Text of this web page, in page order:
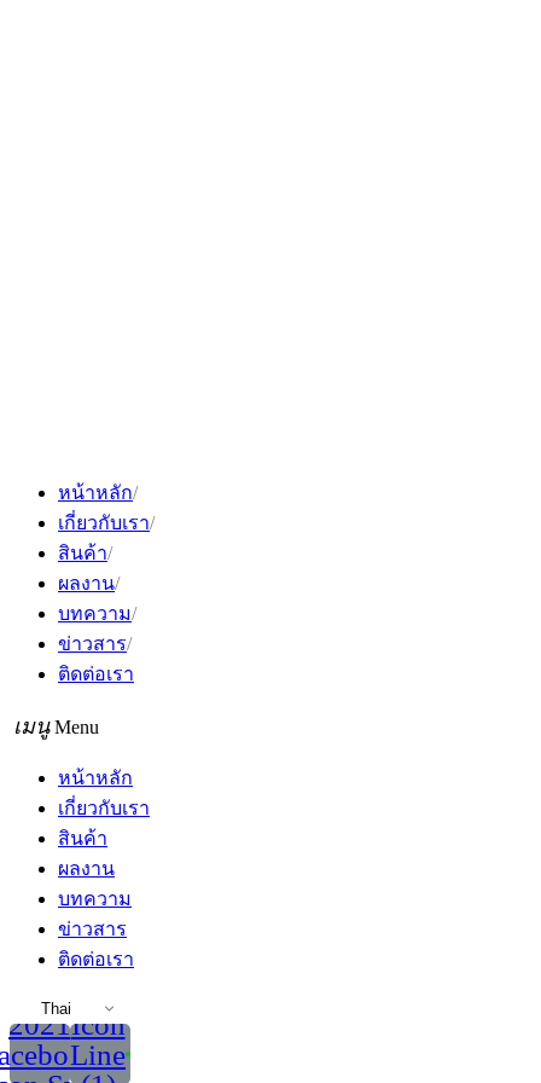
หน้าหลัก
เกี่ยวกับเรา
สินค้า
ผลงาน
บทความ
ข่าวสาร
ติดต่อเรา
Menu
หน้าหลัก
เกี่ยวกับเรา
สินค้า
ผลงาน
บทความ
ข่าวสาร
ติดต่อเรา
Thai
2021Icon
Line